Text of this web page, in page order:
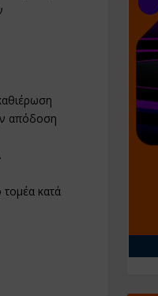
απόδοση
κατά